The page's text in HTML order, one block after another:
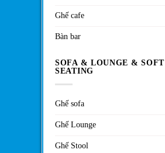
Ghế cafe
Bàn bar
SOFA & LOUNGE & SOFT
SEATING
Ghế sofa
Ghế Lounge
Ghế Stool